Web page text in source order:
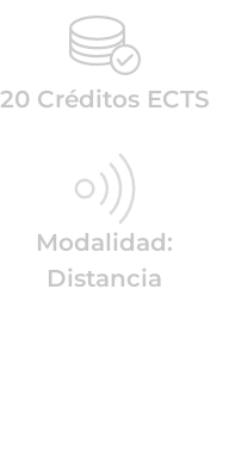
20 Créditos ECTS
Modalidad:
Distancia